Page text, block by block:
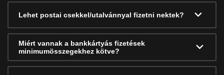
Lehet postai csekkel/utalvánnyal fizetni nektek?
Miért vannak a bankkártyás fizetések
minimumösszegekhez kötve?